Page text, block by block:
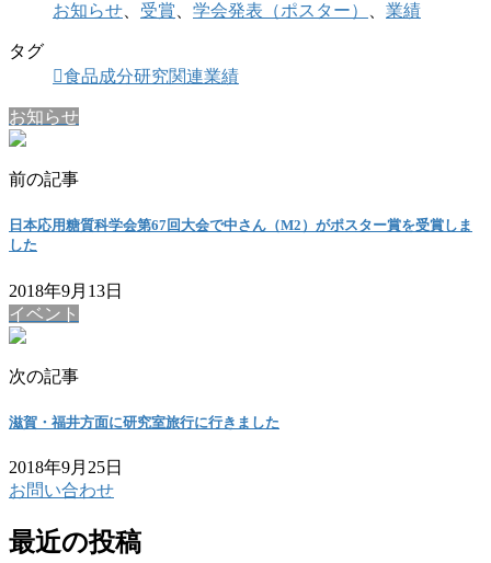
お知らせ
受賞 学会発表（ポスター） 業績
タグ
食品成分研究関連業績
お知らせ
前の記事
日本応用糖質科学会第67回大会で中さん（M2）がポスター賞を受賞しま
した
2018年9月13日
イベント
次の記事
滋賀・福井方面に研究室旅行に行きました
2018年9月25日
お問い合わせ
最近の投稿